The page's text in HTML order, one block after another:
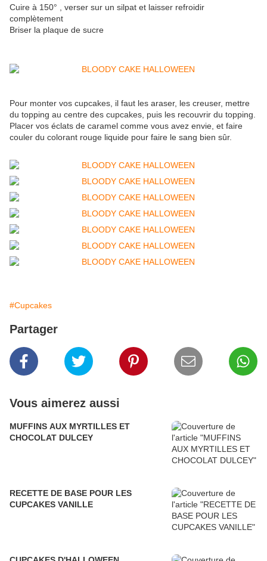
Cuire à 150° , verser sur un silpat et laisser refroidir
complètement
Briser la plaque de sucre
Pour monter vos cupcakes, il faut les araser, les creuser, mettre
du topping au centre des cupcakes, puis les recouvrir du topping.
Placer vos éclats de caramel comme vous avez envie, et faire
couler du colorant rouge liquide pour faire le sang bien sûr.
#Cupcakes
Partager
Vous aimerez aussi
MUFFINS AUX MYRTILLES ET
CHOCOLAT DULCEY
RECETTE DE BASE POUR LES
CUPCAKES VANILLE